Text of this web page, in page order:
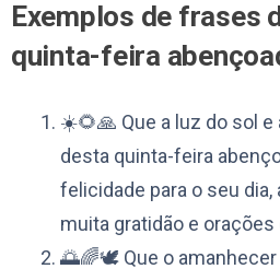
Exemplos de frases
quinta-feira
☀️🌻🙏 Que a luz do sol e
desta quinta-feira
felicidade para o seu
muita gratidão e
🌅🌈🕊️ Que o